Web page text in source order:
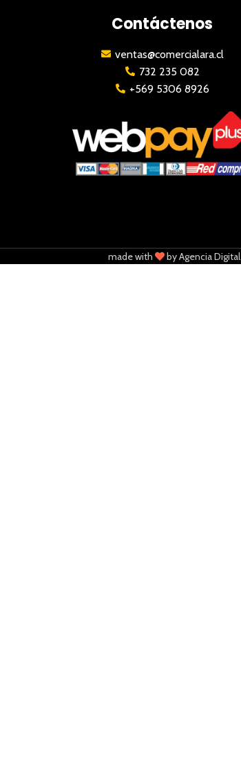
Contáctenos
ventas@comercialara.cl
732 235 082
+569 5306 8926
made with by Agencia Digital